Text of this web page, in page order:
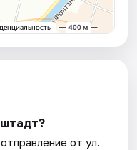
от ул.